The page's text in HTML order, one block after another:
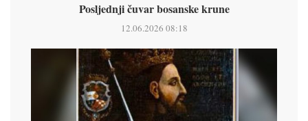
Posljednji čuvar bosanske krune
12.06.2026 08:18